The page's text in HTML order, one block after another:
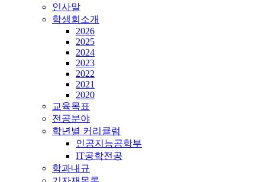
인사말
학생회소개
2026
2025
2024
2023
2022
2021
2020
교육목표
전공분야
학년별 커리큘럼
인공지능공학부
IT공학전공
학과내규